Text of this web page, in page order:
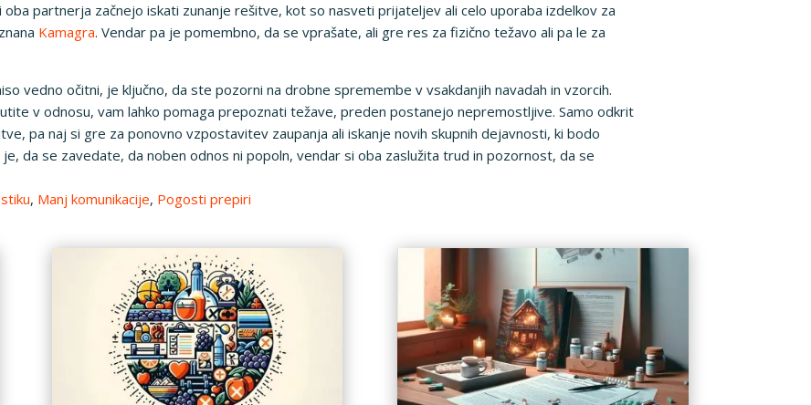
oba partnerja začnejo iskati zunanje rešitve, kot so nasveti prijateljev ali celo uporaba izdelkov za
Kamagra. Vendar pa je pomembno, da se vprašate, ali gre res za fizično težavo ali pa le za
vedno očitni, je ključno, da ste pozorni na drobne spremembe v vsakdanjih navadah in vzorcih.
v odnosu, vam lahko pomaga prepoznati težave, preden postanejo nepremostljive. Samo odkrit
pa naj si gre za ponovno vzpostavitev zaupanja ali iskanje novih skupnih dejavnosti, ki bodo
da se zavedate, da noben odnos ni popoln, vendar si oba zaslužita trud in pozornost, da se
, Manj komunikacije, Pogosti prepiri